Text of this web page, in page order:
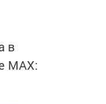
в
MАХ: